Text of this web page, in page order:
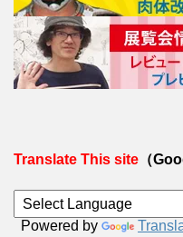
Translate This site （
Powered by